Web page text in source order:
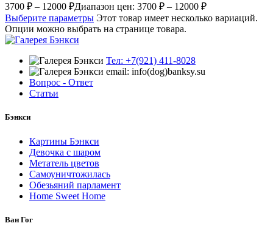
3700 ₽ – 12000 ₽Диапазон цен: 3700 ₽ – 12000 ₽
Выберите параметры Этот товар имеет несколько вариаций.
Опции можно выбрать на странице товара.
Тел: +7(921) 411-8028
email: info(dog)banksy.su
Вопрос - Ответ
Статьи
Бэнкси
Картины Бэнкси
Девочка с шаром
Метатель цветов
Самоуничтожилась
Обезьяний парламент
Home Sweet Home
Ван Гог